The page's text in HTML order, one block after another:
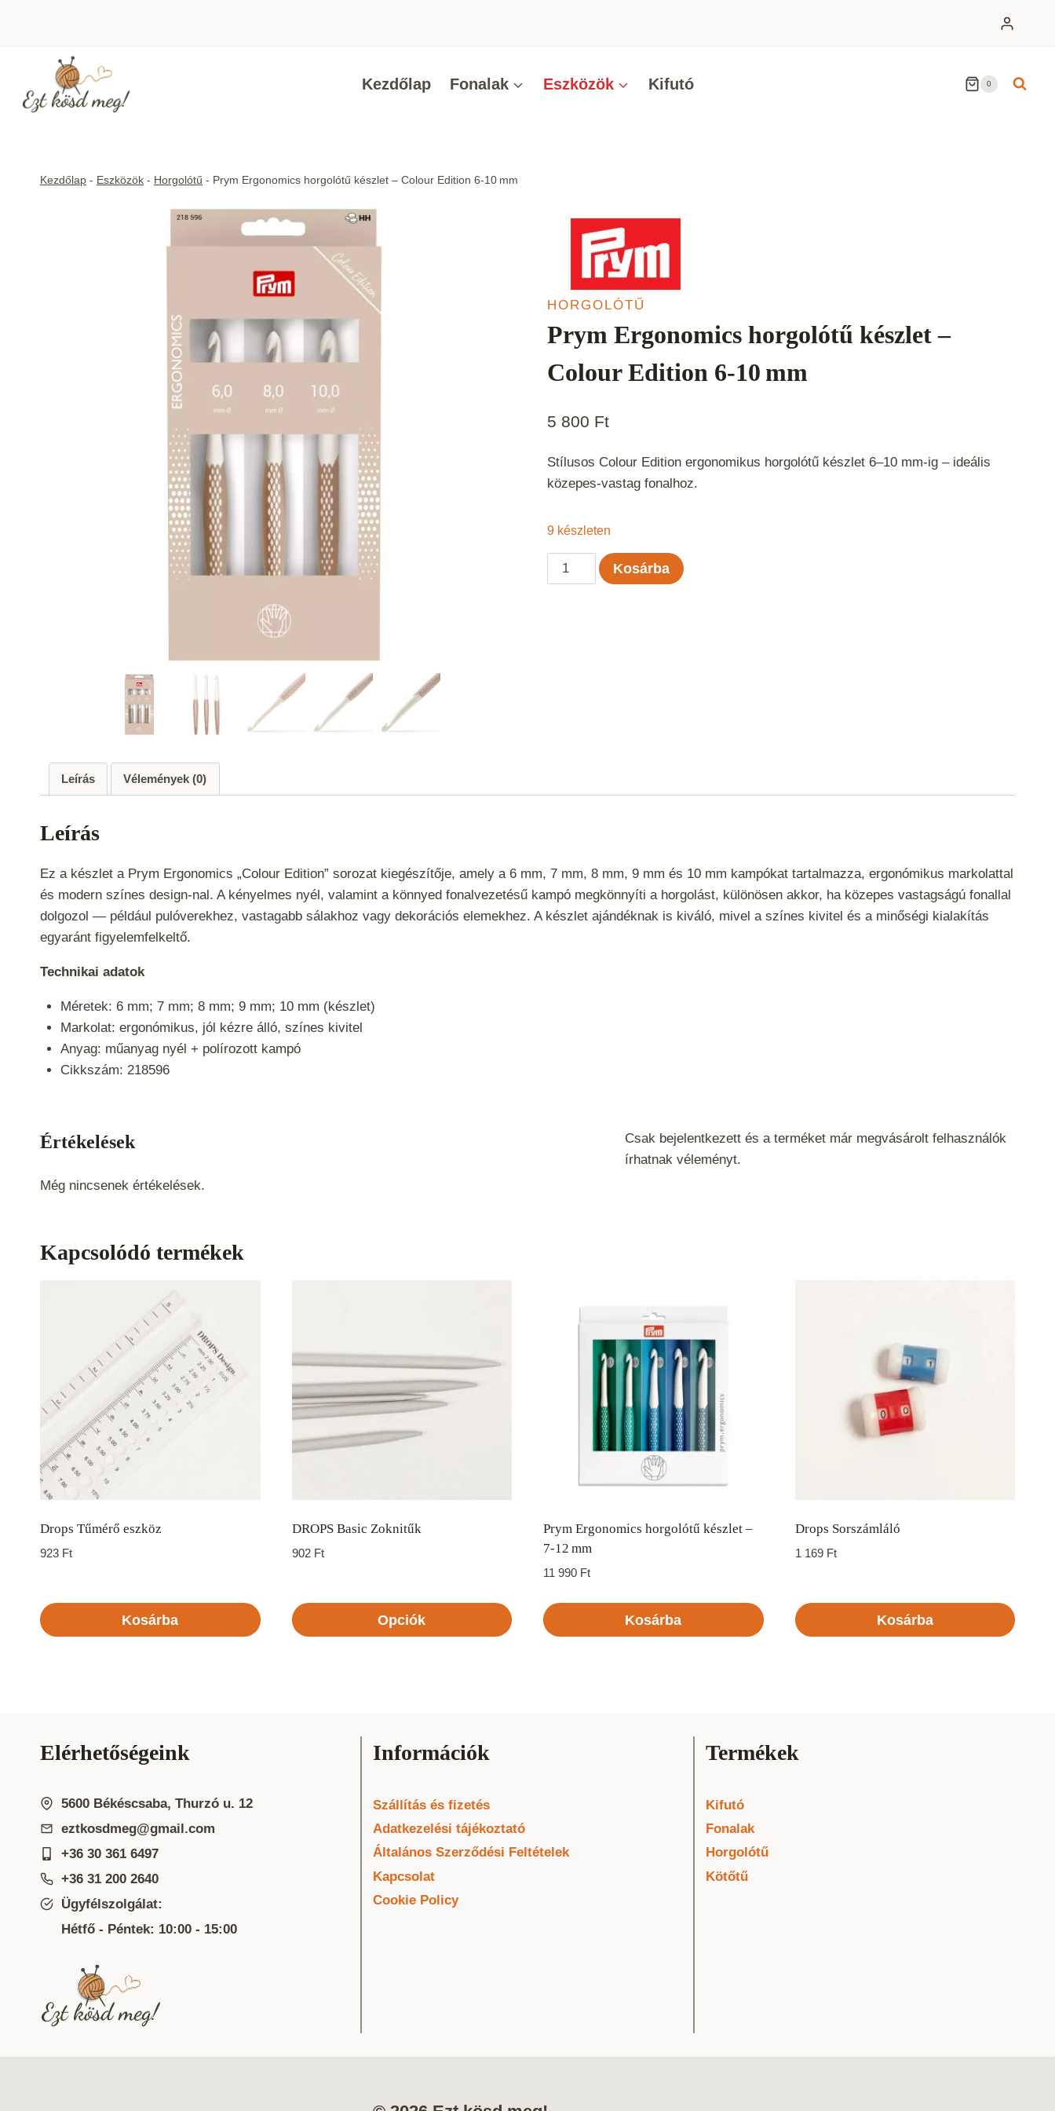
Kezdőlap Fonalak Eszközök Kifutó 0
Kezdőlap - Eszközök - Horgolótű - Prym Ergonomics horgolótű készlet – Colour Edition 6‑10 mm
HORGOLÓTŰ
Prym Ergonomics horgolótű készlet –
Colour Edition 6‑10 mm
5 800 Ft
Stílusos Colour Edition ergonomikus horgolótű készlet 6–10 mm-ig – ideális
közepes-vastag fonalhoz.
9 készleten
Prym
Ergonomics
Kosárba
Leírás Vélemények (0)
Leírás
Ez a készlet a Prym Ergonomics „Colour Edition” sorozat kiegészítője, amely a 6 mm, 7 mm, 8 mm, 9 mm és 10 mm kampókat tartalmazza, ergonómikus markolattal
és modern színes design-nal. A kényelmes nyél, valamint a könnyed fonalvezetésű kampó megkönnyíti a horgolást, különösen akkor, ha közepes vastagságú fonallal
dolgozol — például pulóverekhez, vastagabb sálakhoz vagy dekorációs elemekhez. A készlet ajándéknak is kiváló, mivel a színes kivitel és a minőségi kialakítás
egyaránt figyelemfelkeltő.
Technikai adatok
Méretek: 6 mm; 7 mm; 8 mm; 9 mm; 10 mm (készlet)
Markolat: ergonómikus, jól kézre álló, színes kivitel
Anyag: műanyag nyél + polírozott kampó
Cikkszám: 218596
Értékelések
Még nincsenek értékelések.
Csak bejelentkezett és a terméket már megvásárolt felhasználók
írhatnak véleményt.
Kapcsolódó termékek
Drops Tűmérő eszköz
923 Ft
Kosárba
DROPS Basic Zoknitűk
902 Ft
Opciók
termékoldalon
Prym Ergonomics horgolótű készlet –
7‑12 mm
11 990 Ft
Kosárba
Drops Sorszámláló
1 169 Ft
Kosárba
Elérhetőségeink
5600 Békéscsaba, Thurzó u. 12
eztkosdmeg@gmail.com
+36 30 361 6497
+36 31 200 2640
Ügyfélszolgálat:
Hétfő - Péntek: 10:00 - 15:00
Információk
Szállítás és fizetés
Adatkezelési tájékoztató
Általános Szerződési Feltételek
Kapcsolat
Cookie Policy
Termékek
Kifutó
Fonalak
Horgolótű
Kötőtű